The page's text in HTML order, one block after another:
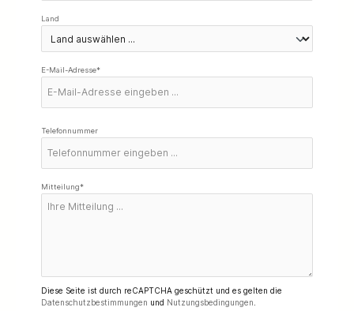
Land
E-Mail-Adresse*
Telefonnummer
Mitteilung*
Diese Seite ist durch reCAPTCHA geschützt und es gelten die
Datenschutzbestimmungen und Nutzungsbedingungen.